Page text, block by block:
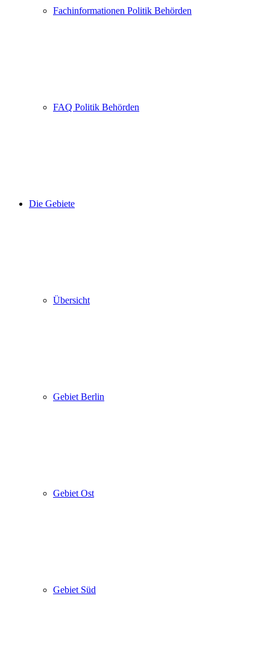
Fachinformationen Politik Behörden
FAQ Politik Behörden
Die Gebiete
Übersicht
Gebiet Berlin
Gebiet Ost
Gebiet Süd